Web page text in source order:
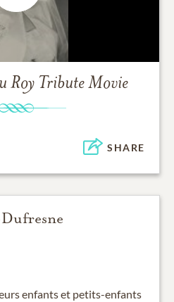
Roy Tribute Movie
SHARE
enfants et petits-enfants